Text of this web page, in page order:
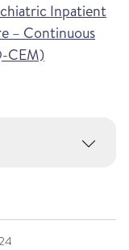
Inpatient
– Continuous
CEM)